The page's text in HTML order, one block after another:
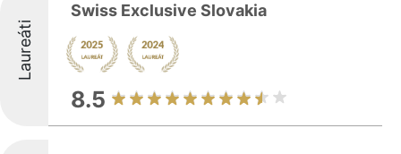
Laureáti
Swiss Exclusive Slovakia
8.5